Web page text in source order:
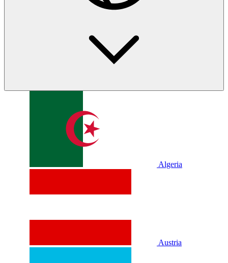
Algeria
Austria